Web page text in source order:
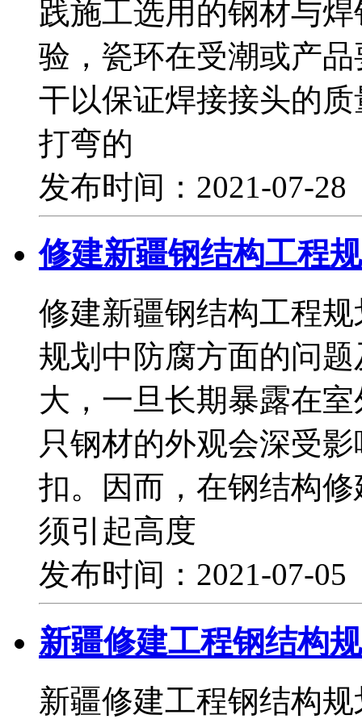
践施工选用的钢材与
验，瓷环在受潮或产
干以保证焊接接头的
打弯的
发布时间：2021-07-
修建新疆钢结构工程
修建新疆钢结构工程
规划中防腐方面的问
大，一旦长期暴露在
只钢材的外观会深受
扣。因而，在钢结构
须引起高度
发布时间：2021-07-
新疆修建工程钢结构
新疆修建工程钢结构